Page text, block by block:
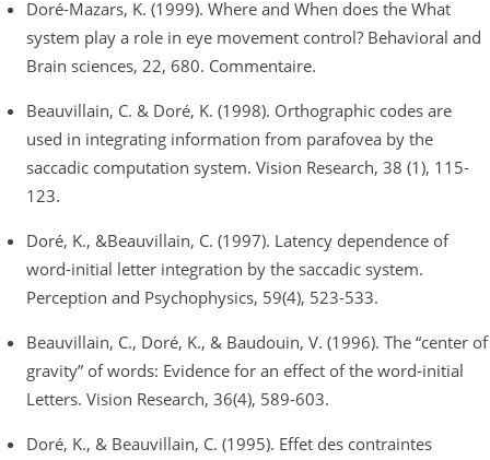
Doré-Mazars, K. (1999). Where and When does the What
system play a role in eye movement control? Behavioral and
Brain sciences, 22, 680. Commentaire.
Beauvillain, C. & Doré, K. (1998). Orthographic codes are
used in integrating information from parafovea by the
saccadic computation system. Vision Research, 38 (1), 115-
123.
Doré, K., &Beauvillain, C. (1997). Latency dependence of
word-initial letter integration by the saccadic system.
Perception and Psychophysics, 59(4), 523-533.
Beauvillain, C., Doré, K., & Baudouin, V. (1996). The “center of
gravity” of words: Evidence for an effect of the word-initial
Letters. Vision Research, 36(4), 589-603.
Doré, K., & Beauvillain, C. (1995). Effet des contraintes